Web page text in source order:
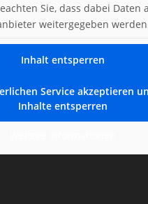
Sie, dass dabei Daten
weitergegeben
Inhalt entsperren
Service akzeptieren
Inhalte entsperren